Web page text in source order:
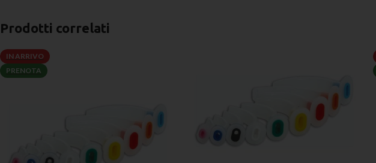
Prodotti correlati
IN ARRIVO
PRENOTA